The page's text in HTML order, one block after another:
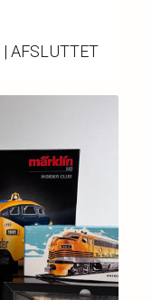
| AFSLUTTET